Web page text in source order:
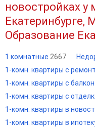
новостройках у
Екатеринбурге,
Образование
1 комнатные 2667
1-комн. квартиры с
1-комн. квартиры с
1-комн. квартиры с
1-комн. квартиры в
1-комн. квартиры в